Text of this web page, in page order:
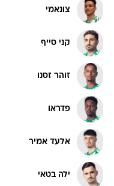
צונאמי
קני סייף
זוהר זסנו
פדראו
אלעד אמיר
ילה בטאי